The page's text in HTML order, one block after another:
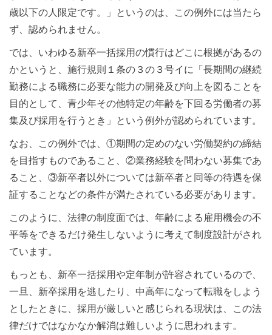
歳以下の人限定です。」というのは、この例外には当たら
ず、認められません。
では、いわゆる新卒一括採用の慣行はどこに根拠があるの
かというと、施行規則１条の３の３号イに「長期間の継続
勤務による職務に必要な能力の開発及び向上を図ることを
目的として、青少年その他特定の年齢を下回る労働者の募
集及び採用を行うとき」という例外が認められています。
なお、この例外では、①期間の定めのない労働契約の締結
を目指すものであること、②業務経験を問わない募集であ
ること、③新卒者以外については新卒者と同等の待遇を保
証することなどの条件が満たされている必要があります。
このように、法律の制度面では、年齢による雇用機会の不
平等をできるだけ発生しないように考えて制度設計がされ
ています。
もっとも、新卒一括採用や定年制が許容されているので、
一旦、新卒採用を逃したり、中高年になって転職をしよう
としたときに、採用が厳しいと感じられる現状は、この法
律だけではなかなか解消は難しいように思われます。